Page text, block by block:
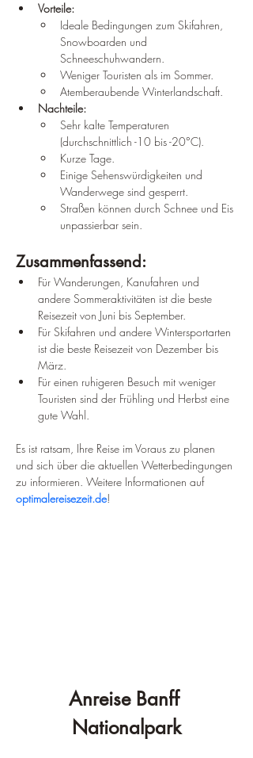
Vorteile:
Ideale Bedingungen zum Skifahren,
Snowboarden und
Schneeschuhwandern.
Weniger Touristen als im Sommer.
Atemberaubende Winterlandschaft.
Nachteile:
Sehr kalte Temperaturen
(durchschnittlich -10 bis -20°C).
Kurze Tage.
Einige Sehenswürdigkeiten und
Wanderwege sind gesperrt.
Straßen können durch Schnee und Eis
unpassierbar sein.
Zusammenfassend:
Für Wanderungen, Kanufahren und
andere Sommeraktivitäten ist die beste
Reisezeit von Juni bis September.
Für Skifahren und andere Wintersportarten
ist die beste Reisezeit von Dezember bis
März.
Für einen ruhigeren Besuch mit weniger
Touristen sind der Frühling und Herbst eine
gute Wahl.
Es ist ratsam, Ihre Reise im Voraus zu planen
und sich über die aktuellen Wetterbedingungen
zu informieren. Weitere Informationen auf
optimalereisezeit.de!
Anreise Banff
Nationalpark